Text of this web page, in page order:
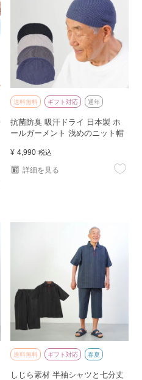
送料無料 ギフト対応 通年
抗菌防臭 吸汗ドライ 日本製 ホ
ールガーメント 浅めのニット帽
¥ 4,990 税込
詳細を見る
送料無料 ギフト対応 春夏
しじら素材 半袖シャツと七分丈